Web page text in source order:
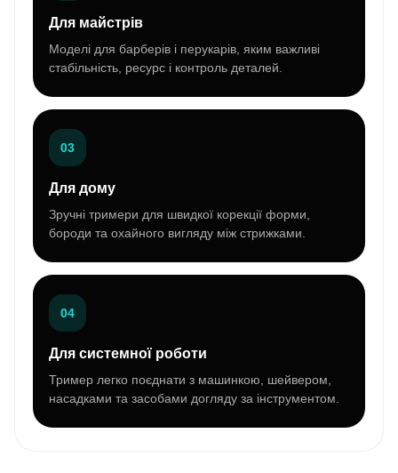
Для майстрів
Моделі для барберів і перукарів, яким важливі
стабільність, ресурс і контроль деталей.
03
Для дому
Зручні тримери для швидкої корекції форми,
бороди та охайного вигляду між стрижками.
04
Для системної роботи
Тример легко поєднати з машинкою, шейвером,
насадками та засобами догляду за інструментом.